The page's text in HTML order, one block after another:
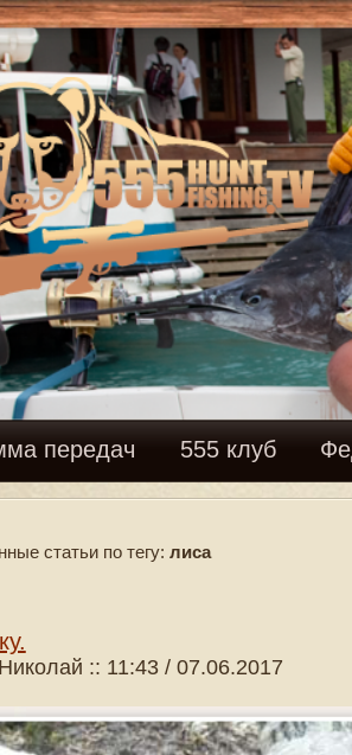
555 клуб Федерация
по тегу:лиса